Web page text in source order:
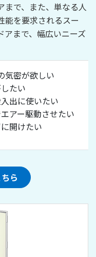
まで、また、単なる人
能を要求されるスー
アまで、幅広いニーズ
気密が欲しい
たい
出に使いたい
アー駆動させたい
開けたい
ら